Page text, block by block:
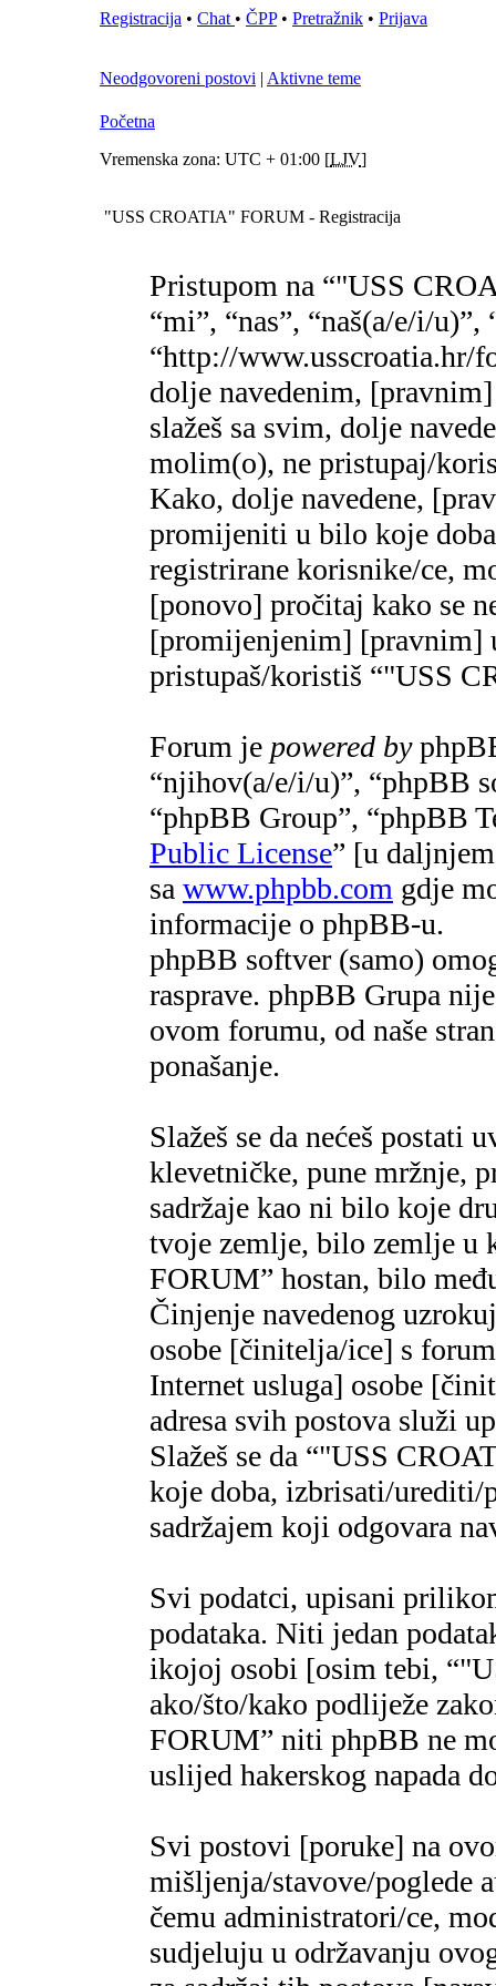
Registracija • Chat • ČPP• Pretražnik • Prijava
Neodgovoreni postovi | Aktivne teme
Početna
Vremenska zona: UTC + 01:00 [LJV]
"USS CROATIA" FORUM - Registracija
Pristupom na “"USS
“mi”, “nas”, “naš(a/e/i/
“http://www.usscroatia.hr/
dolje navedenim,
slažeš sa svim, dolje
molim(o), ne pristupaj/
Kako, dolje navedene,
promijeniti u bilo koje
registrirane korisnike/ce,
[ponovo] pročitaj kako se
[promijenjenim] [pravnim]
pristupaš/koristiš “"USS
Forum je powered by
“njihov(a/e/i/u)”, “phpBB
“phpBB Group”, “phpBB
Public License” [u
sa www.phpbb.com gdje
informacije o phpBB-u.
phpBB softver (samo)
rasprave. phpBB Grupa
ovom forumu, od naše
ponašanje.
Slažeš se da nećeš postati
klevetničke, pune mržnje,
sadržaje kao ni bilo koje
tvoje zemlje, bilo zemlje
FORUM” hostan, bilo
Činjenje navedenog
osobe [činitelja/ice] s
Internet usluga] osobe
adresa svih postova služi
Slažeš se da “"USS
koje doba, izbrisati/urediti/
sadržajem koji odgovara
Svi podatci, upisani
podataka. Niti jedan
ikojoj osobi [osim tebi,
ako/što/kako podliježe
FORUM” niti phpBB ne
uslijed hakerskog napada
Svi postovi [poruke] na
mišljenja/stavove/poglede
čemu administratori/ce,
sudjeluju u održavanju